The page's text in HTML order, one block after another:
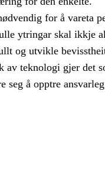
for å vareta
ytringar skal ikkje
og utvikle
av teknologi gjer det
å opptre